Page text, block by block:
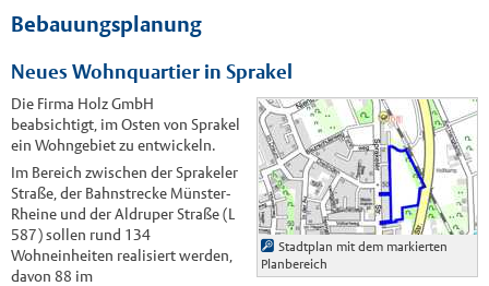
Bebauungsplanung
Neues Wohnquartier in Sprakel
Stadtplan mit dem markierten
Planbereich
Die Firma Holz GmbH
beabsichtigt, im Osten von Sprakel
ein Wohngebiet zu entwickeln.
Im Bereich zwischen der Sprakeler
Straße, der Bahnstrecke Münster-
Rheine und der Aldruper Straße (L
587) sollen rund 134
Wohneinheiten realisiert werden,
davon 88 im